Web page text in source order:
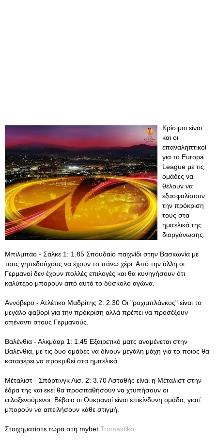
Κρίσιμοι είναι
και οι
επαναληπτικοί
για το Europa
League με τις
ομάδες να
θέλουν να
εξασφαλίσουν
την πρόκριση
τους στα
ημιτελικά της
διοργάνωσης.
Μπιλμπάο - Σάλκε 1: 1.85 Σπουδαίο παιχνίδι στην Βασκωνία με
τους γηπεδούχους να έχουν το πάνω χέρι. Από την άλλη οι
Γερμανοί δεν έχουν πολλές επιλογές και θα κυνηγήσουν ότι
καλύτερο μπορούν από αυτό το δύσκολο αγώνα.
Αννόβερο - Ατλέτικο Μαδρίτης 2: 2.30 Οι "ροχιμπλάνκος" είναι το
μεγάλο φαβορί για την πρόκριση αλλά πρέπει να προσέξουν
απέναντι στους Γερμανούς.
Βαλένθια - Αλκμάαρ 1: 1.45 Εξαιρετικό ματς αναμένεται στην
Βαλένθια, με τις δυο ομάδες να δίνουν μεγάλη μάχη για το ποιος θα
καταφέρει να προκριθεί στα ημιτελικά.
Μέταλιστ - Σπόρτινγκ Λισ. 2: 3.70 Ασταθής είναι η Μέταλιστ στην
έδρα της και εκεί θα προσπαθήσουν να χτυπήσουν οι
φιλοξενούμενοι. Βέβαια οι Ουκρανοί είναι επικίνδυνη ομάδα, γιατί
μπορούν να απειλήσουν κάθε στιγμή.
Στοιχηματίστε τώρα στη mybet Tromaktiko